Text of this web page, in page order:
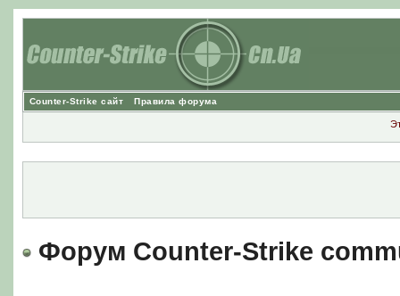
Counter-Strike сайт Правила форума
Форум Counter-Strike